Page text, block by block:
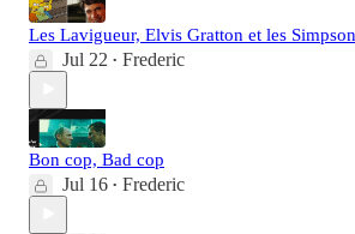
Les Lavigueur, Elvis Gratton et les
Jul 22 • Frederic
Bon cop, Bad cop
Jul 16 • Frederic